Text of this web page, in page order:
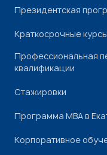
Президентская
Краткосрочные
Профессиональная
квалификации
Стажировки
Программа МВА в
Корпоративное